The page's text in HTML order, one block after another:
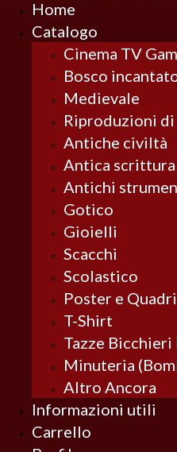
Home
Catalogo
Cinema TV
Bosco
Medievale
Riproduzioni di
Antiche civiltà
Antica scrittura
Antichi
Gotico
Gioielli
Scacchi
Scolastico
Poster e Quadri
T-Shirt
Tazze Bicchieri
Minuteria
Altro Ancora
Informazioni utili
Carrello